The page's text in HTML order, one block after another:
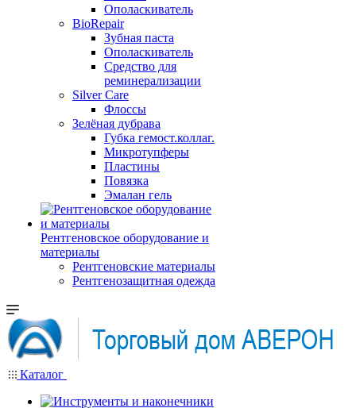
Ополаскиватель
BioRepair
Зубная паста
Ополаскиватель
Средство для
реминерализации
Silver Care
Флоссы
Зелёная дубрава
Губка гемост.коллаг.
Микротупферы
Пластины
Повязка
Эмалан гель
Рентгеновское оборудование и
материалы
Рентгеновские материалы
Рентгенозащитная одежда
Каталог